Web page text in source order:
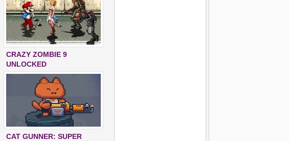
CRAZY ZOMBIE 9
UNLOCKED
CAT GUNNER: SUPER